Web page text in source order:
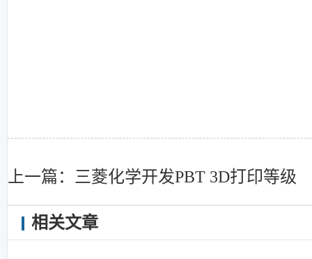
上一篇：三菱化学开发PBT 3D打印等级
相关文章